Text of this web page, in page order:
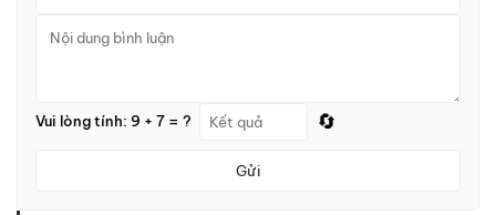
Vui lòng tính: 9 + 7 = ? 🔄
Gửi